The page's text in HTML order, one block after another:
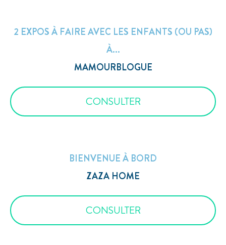
2 EXPOS À FAIRE AVEC LES ENFANTS (OU PAS)
À...
MAMOURBLOGUE
CONSULTER
BIENVENUE À BORD
ZAZA HOME
CONSULTER